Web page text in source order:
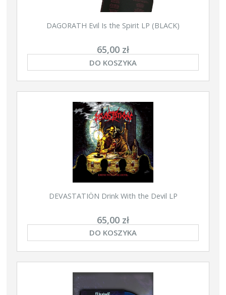
DAGORATH Evil Is the Spirit LP (BLACK)
65,00 zł
DO KOSZYKA
DEVASTATIÖN Drink With the Devil LP
65,00 zł
DO KOSZYKA